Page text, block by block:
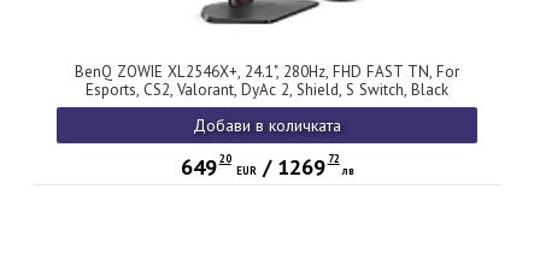
BenQ ZOWIE XL2546X+, 24.1", 280Hz, FHD FAST TN, For
Esports, CS2, Valorant, DyAc 2, Shield, S Switch, Black
eQualizer, Color Vibrance, LBL, Flicker-free, K Locker, XL
Setting to Share, 3x HDMI (2.0), DP (1.2), 3.5 Jack, Swivel, Tilt,
Height adj. 155mm,
Добави в количката
649 20
EUR/ 1269 72
лв